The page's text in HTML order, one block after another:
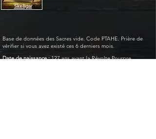
Skelligar
Base de données des Sacres vide. Code PTAHE. Prière de
vérifier si vous avez existé ces 6 derniers mois.
Date de naissance :127 ans avant la Révolte Pourpre